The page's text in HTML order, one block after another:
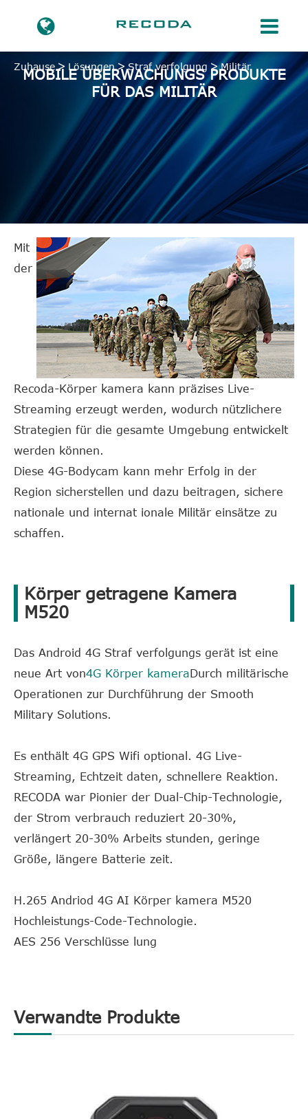
Zuhause Lösungen Straf verfolgung Militär
MOBILE ÜBERWACHUNGS PRODUKTE
FÜR DAS MILITÄR
Mit
der
Recoda-Körper kamera kann präzises Live-
Streaming erzeugt werden, wodurch nützlichere
Strategien für die gesamte Umgebung entwickelt
werden können.
Diese 4G-Bodycam kann mehr Erfolg in der
Region sicherstellen und dazu beitragen, sichere
nationale und internat ionale Militär einsätze zu
schaffen.
Körper getragene Kamera
M520
Das Android 4G Straf verfolgungs gerät ist eine
neue Art von4G Körper kameraDurch militärische
Operationen zur Durchführung der Smooth
Military Solutions.
Es enthält 4G GPS Wifi optional. 4G Live-
Streaming, Echtzeit daten, schnellere Reaktion.
RECODA war Pionier der Dual-Chip-Technologie,
der Strom verbrauch reduziert 20-30%,
verlängert 20-30% Arbeits stunden, geringe
Größe, längere Batterie zeit.
H.265 Andriod 4G AI Körper kamera M520
Hochleistungs-Code-Technologie.
AES 256 Verschlüsse lung
Verwandte Produkte